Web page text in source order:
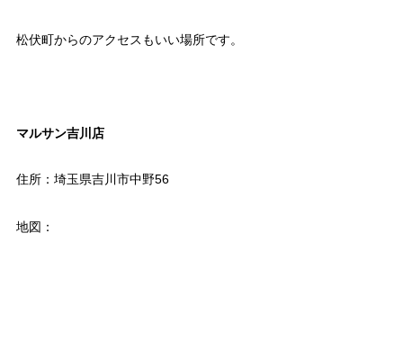
松伏町からのアクセスもいい場所です。
マルサン吉川店
住所：埼玉県吉川市中野56
地図：